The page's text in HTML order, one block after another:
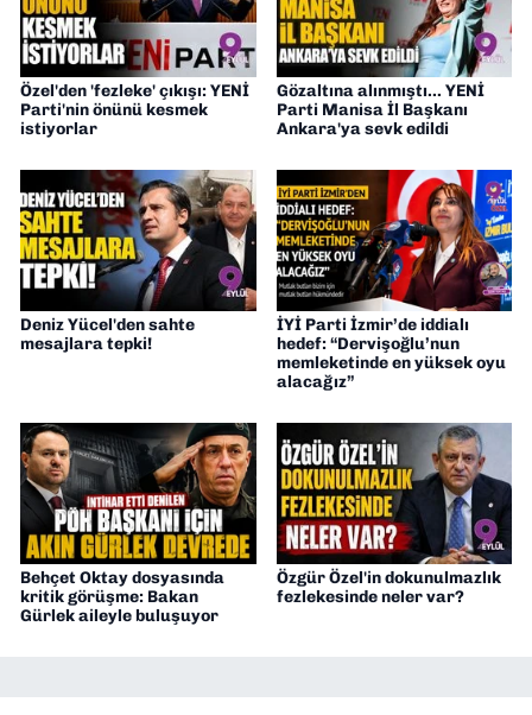
Özel'den 'fezleke' çıkışı: YENİ
Parti'nin önünü kesmek
istiyorlar
Gözaltına alınmıştı... YENİ
Parti Manisa İl Başkanı
Ankara'ya sevk edildi
Deniz Yücel'den sahte
mesajlara tepki!
İYİ Parti İzmir’de iddialı
hedef: “Dervişoğlu’nun
memleketinde en yüksek oyu
alacağız”
Behçet Oktay dosyasında
kritik görüşme: Bakan
Gürlek aileyle buluşuyor
Özgür Özel'in dokunulmazlık
fezlekesinde neler var?